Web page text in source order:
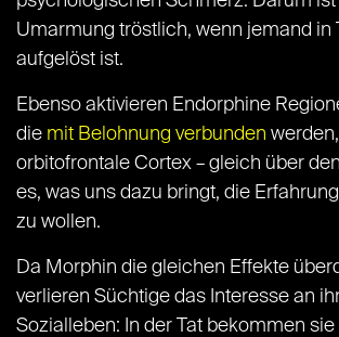
Umarmung tröstlich, wenn jemand in
aufgelöst ist.
Ebenso aktivieren Endorphine
die mit Belohnung verbunden
orbitofrontale Cortex – gleich über
es, was uns dazu bringt, die
zu wollen.
Da Morphin die gleichen Effekte
verlieren Süchtige das Interesse an
Sozialleben: In der Tat bekommen sie